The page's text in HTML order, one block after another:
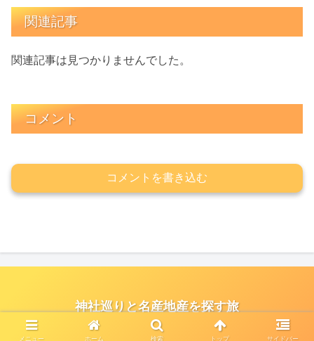
関連記事
関連記事は見つかりませんでした。
コメント
コメントを書き込む
神社巡りと名産地産を探す旅
© 2021 神社巡りと名産地産を探す旅.
メニュー ホーム 検索 トップ サイドバー